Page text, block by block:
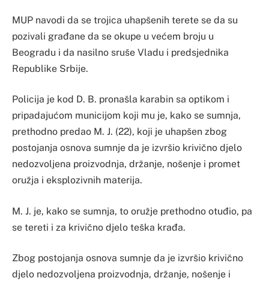
MUP navodi da se trojica uhapšenih terete se da su
pozivali građane da se okupe u većem broju u
Beogradu i da nasilno sruše Vladu i predsjednika
Republike Srbije.
Policija je kod D. B. pronašla karabin sa optikom i
pripadajućom municijom koji mu je, kako se sumnja,
prethodno predao M. J. (22), koji je uhapšen zbog
postojanja osnova sumnje da je izvršio krivično djelo
nedozvoljena proizvodnja, držanje, nošenje i promet
oružja i eksplozivnih materija.
M. J. je, kako se sumnja, to oružje prethodno otuđio, pa
se tereti i za krivično djelo teška krađa.
Zbog postojanja osnova sumnje da je izvršio krivično
djelo nedozvoljena proizvodnja, držanje, nošenje i